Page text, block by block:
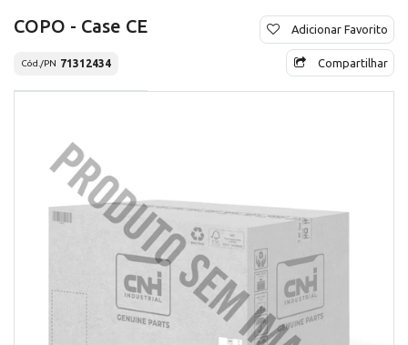
COPO - Case CE
Cód./PN 71312434
Adicionar Favorito
Compartilhar